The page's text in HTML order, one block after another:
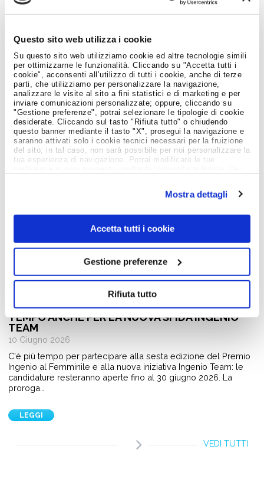
Questo sito web utilizza i cookie
Su questo sito web utilizziamo cookie ed altre tecnologie simili
per ottimizzarne le funzionalità. Cliccando su "Accetta tutti i
cookie", acconsenti all’utilizzo di tutti i cookie, anche di terze
parti, che utilizziamo per personalizzare la navigazione,
analizzare le visite al sito a fini statistici e di marketing e per
inviare comunicazioni personalizzate; oppure, cliccando su
"Gestione preferenze", potrai selezionare le tipologie di cookie
desiderate. Cliccando sul tasto "Rifiuta tutto" o chiudendo
questo banner mediante il tasto "X", prosegui la navigazione e
saranno attivati solo i cookie tecnici necessari per la fruizione
del sito; in tal caso, non sarà possibile per noi personalizzare la
tua esperienza di navigazione. Potrai modificare le tue
Mostra dettagli
Accetta tutti i cookie
Gestione preferenze
Rifiuta tutto
Job Meeting
MAGAZINE
Notizie dal Mondo del Lavoro
Giovani e Lavoro
PREMIO INGENIO AL FEMMINILE 2026:
CANDIDATURE APERTE FINO AL 30 GIUGNO. PIÙ
TEMPO ANCHE PER LA NUOVA SFIDA INGENIO
TEAM
10 Giugno 2026
C'è più tempo per partecipare alla sesta edizione del Premio
Ingenio al Femminile e alla nuova iniziativa Ingenio Team: le
candidature resteranno aperte fino al 30 giugno 2026. La
proroga…
LEGGI
VEDI TUTTI